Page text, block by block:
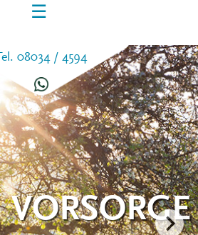
☰
08034 / 4594